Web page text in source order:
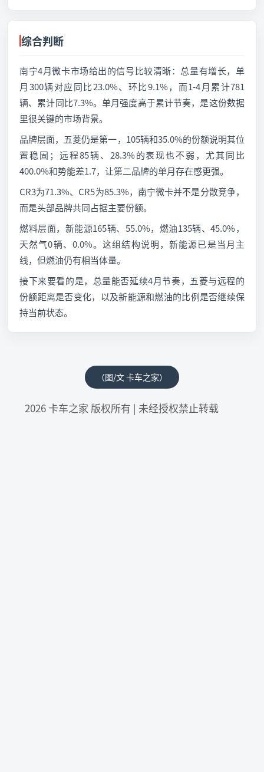
综合判断
南宁4月微卡市场给出的信号比较清晰：总量有增长，单
月300辆对应同比23.0%、环比9.1%，而1-4月累计781
辆、累计同比7.3%。单月强度高于累计节奏，是这份数据
里很关键的市场背景。
品牌层面，五菱仍是第一，105辆和35.0%的份额说明其位
置稳固；远程85辆、28.3%的表现也不弱，尤其同比
400.0%和势能差1.7，让第二品牌的单月存在感更强。
CR3为71.3%、CR5为85.3%，南宁微卡并不是分散竞争，
而是头部品牌共同占据主要份额。
燃料层面，新能源165辆、55.0%，燃油135辆、45.0%，
天然气0辆、0.0%。这组结构说明，新能源已是当月主
线，但燃油仍有相当体量。
接下来要看的是，总量能否延续4月节奏，五菱与远程的
份额距离是否变化，以及新能源和燃油的比例是否继续保
持当前状态。
（图/文 卡车之家）
2026 卡车之家 版权所有 | 未经授权禁止转载